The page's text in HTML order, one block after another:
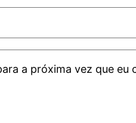
a próxima vez que eu